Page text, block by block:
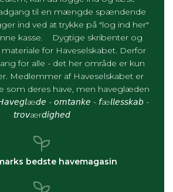
til en mængde spændende
ind ved at trykke på "log ind her"
kasse. Dygtige skribenter og
for Haveselskabet. Derfor
for alle - det her område er kun
Medlemmer af Haveselskabet er
som deres have, men haveglæden
- 𝘰𝘮𝘵𝘢𝘯𝘬𝘦 - 𝘧æ𝘭𝘭𝘦𝘴𝘴𝘬𝘢𝘣 -
𝘵𝘳𝘰𝘷ær𝘥𝘪𝘨𝘩𝘦𝘥
bedste havemagasin